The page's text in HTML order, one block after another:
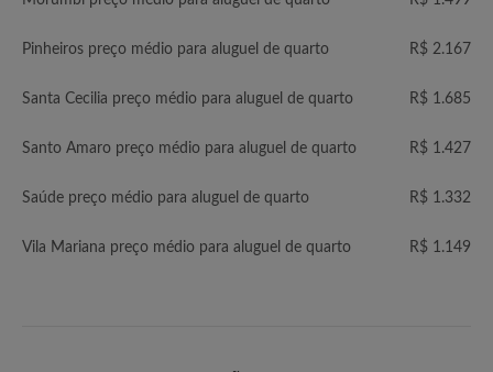
Pinheiros preço médio para aluguel de quarto R$ 2.167
Santa Cecilia preço médio para aluguel de quarto R$ 1.685
Santo Amaro preço médio para aluguel de quarto R$ 1.427
Saúde preço médio para aluguel de quarto R$ 1.332
Vila Mariana preço médio para aluguel de quarto R$ 1.149